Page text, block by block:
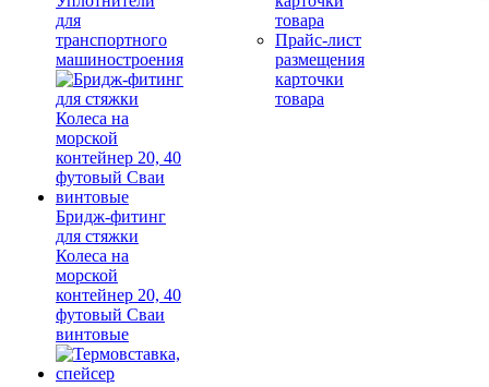
для
транспортного
машиностроения
Бридж-фитинг
для стяжки
Колеса на
морской
контейнер 20, 40
футовый Сваи
винтовые
товара
Прайс-лист
размещения
карточки
товара